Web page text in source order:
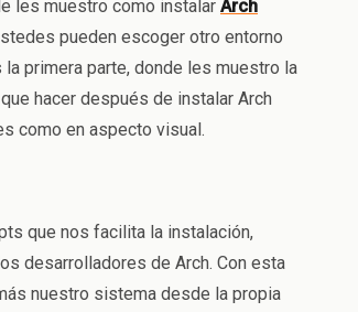
les muestro como instalar Arch
pueden escoger otro entorno
primera parte, donde les muestro la
hacer después de instalar Arch
como en aspecto visual.
que nos facilita la instalación,
desarrolladores de Arch. Con esta
nuestro sistema desde la propia